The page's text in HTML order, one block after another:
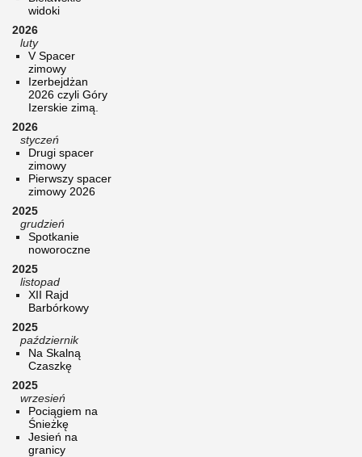
widoki
2026
luty
V Spacer
zimowy
Izerbejdżan
2026 czyli Góry
Izerskie zimą.
2026
styczeń
Drugi spacer
zimowy
Pierwszy spacer
zimowy 2026
2025
grudzień
Spotkanie
noworoczne
2025
listopad
XII Rajd
Barbórkowy
2025
październik
Na Skalną
Czaszkę
2025
wrzesień
Pociągiem na
Śnieżkę
Jesień na
granicy